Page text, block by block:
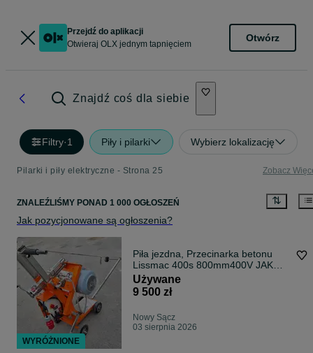
Przejdź do aplikacji
Otwieraj OLX jednym tapnięciem
Otwórz
Znajdź coś dla siebie
Filtry·1 Piły i pilarki Wybierz lokalizację
Pilarki i piły elektryczne - Strona 25 Zobacz
ZNALEŹLIŚMY PONAD 1 000 OGŁOSZEŃ
Jak pozycjonowane są ogłoszenia?
Piła jezdna, Przecinarka betonu
Lissmac 400s 800mm400V JAK
NOWA! 2017r
Używane
9 500 zł
Nowy Sącz
03 sierpnia 2026
WYRÓŻNIONE